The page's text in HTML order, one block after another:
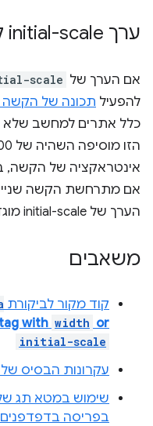
ערך initial-scale קטן מ-1
אם הערך של scale
להפעיל תכונה של הקשה
כלל אתרים למחשב שלא
אינטראקציה של הקשה,
אם מתרחשת הקשה
הערך של initial-scale מוגדר כערך שקטן מ-1.
משאבים
קוד מקור לביקורת
tag with width or
initial-scale
עקרונות הבסיס של
שימוש במטא תג
בפריסה בדפדפנים